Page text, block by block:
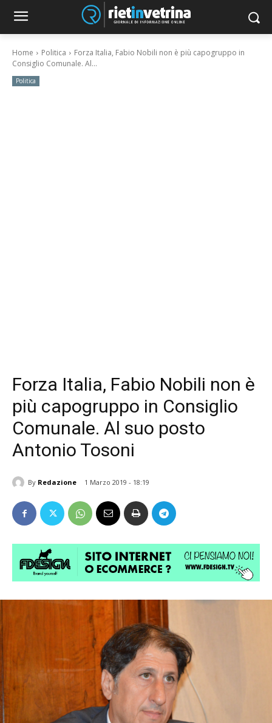
Home Politica
Forza Italia, Fabio Nobili non è più capogruppo in
Consiglio Comunale. Al...
Politica
Forza Italia, Fabio Nobili non è
più capogruppo in Consiglio
Comunale. Al suo posto
Antonio Tosoni
By Redazione 1 Marzo 2019 - 18:19